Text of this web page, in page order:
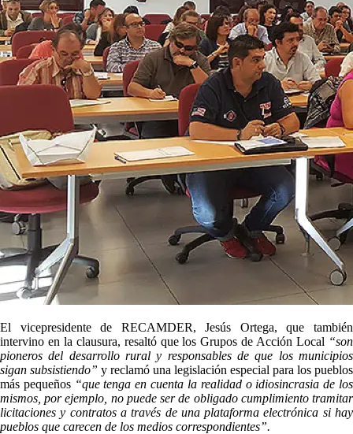
El vicepresidente de RECAMDER, Jesús Ortega, que también
intervino en la clausura, resaltó que los Grupos de Acción Local “son
pioneros del desarrollo rural y responsables de que los municipios
sigan subsistiendo” y reclamó una legislación especial para los pueblos
más pequeños“que tenga en cuenta la realidad o idiosincrasia de los
mismos, por ejemplo, no puede ser de obligado cumplimiento tramitar
licitaciones y contratos a través de una plataforma electrónica si hay
pueblos que carecen de los medios correspondientes”.